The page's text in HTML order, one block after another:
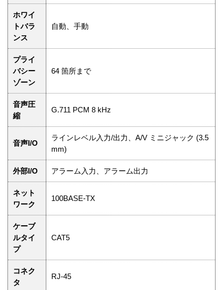
ホワイ
トバラ
ンス
自動、手動
プライ
バシー
ゾーン
64 箇所まで
音声圧
縮
G.711 PCM 8 kHz
音声I/O
ラインレベル入力/出力、A/V ミニジャック (3.5
mm)
外部I/O アラーム入力、アラーム出力
ネット
ワーク
100BASE-TX
ケーブ
ルタイ
プ
CAT5
コネク
タ
RJ-45